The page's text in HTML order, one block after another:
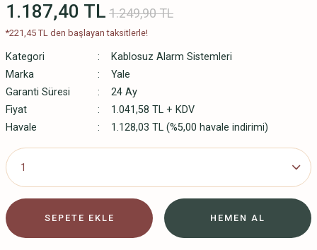
1.187,40 TL 1.249,90 TL
*221,45 TL den başlayan taksitlerle!
Kategori
Kablosuz Alarm Sistemleri
Marka
Yale
Garanti Süresi
24 Ay
Fiyat
1.041,58 TL + KDV
Havale
1.128,03 TL (%5,00 havale indirimi)
SEPETE EKLE HEMEN AL